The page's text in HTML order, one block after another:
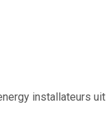
installateurs uit